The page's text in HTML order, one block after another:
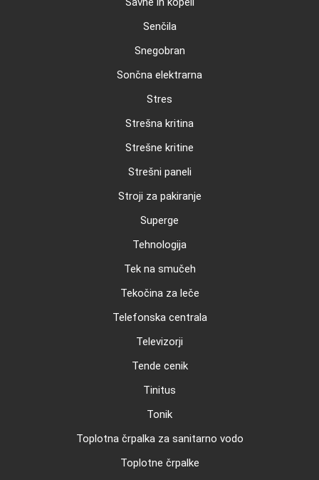
Senčila
Snegobran
Sončna elektrarna
Stres
Strešna kritina
Strešne kritine
Strešni paneli
Stroji za pakiranje
Superge
Tehnologija
Tek na smučeh
Tekočina za leče
Telefonska centrala
Televizorji
Tende cenik
Tinitus
Tonik
Toplotna črpalka za sanitarno vodo
Toplotne črpalke